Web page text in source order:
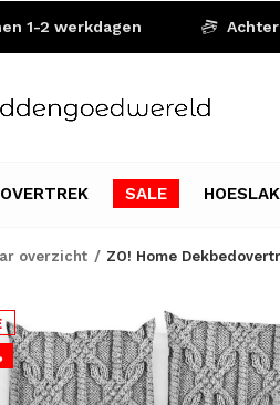
SALE
1-2 werkdagen
overzicht ZO! Home